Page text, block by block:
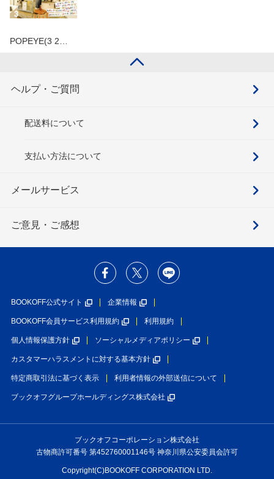
POPEYE(3 2…
ヘルプ・ご質問
配送料について
支払い方法について
メールサービス
ご意見・ご感想
BOOKOFF公式サイト 企業情報
BOOKOFF会員サービス利用規約 利用規約
個人情報保護方針 ソーシャルメディアポリシー
カスタマーハラスメントに対する基本方針
特定商取引法に基づく表示 利用者情報の外部送信について
ブックオフグループホールディングス株式会社
ブックオフコーポレーション株式会社
古物商許可番号 第452760001146号 神奈川県公安委員会許可
Copyright(C)BOOKOFF CORPORATION LTD.